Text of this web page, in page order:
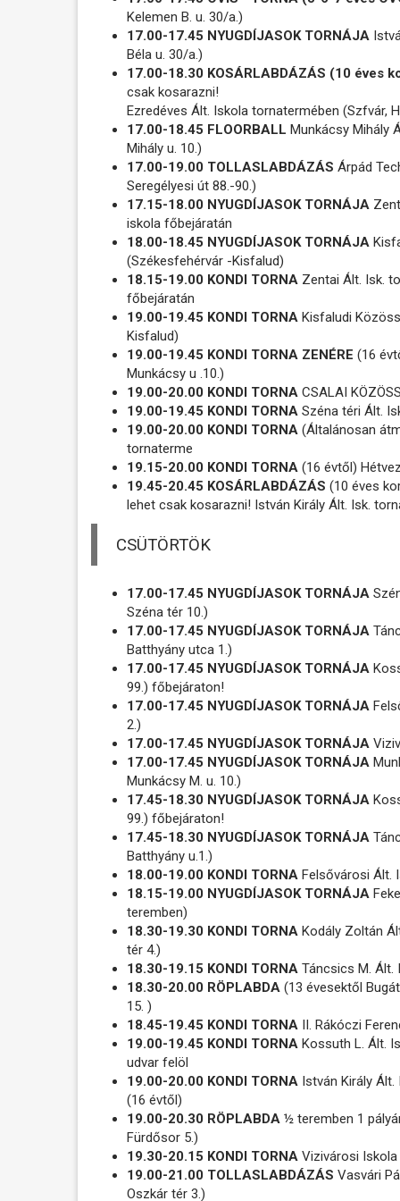
Kelemen B. u. 30/a.)
17.00-17.45 NYUGDÍJASOK TORNÁJA
Béla u. 30/a.)
17.00-18.30 KOSÁRLABDÁZÁS (10 éves
csak kosarazni!
Ezredéves Ált. Iskola tornatermében (Szfvár,
17.00-18.45 FLOORBALL Munkácsy Mihály
Mihály u. 10.)
17.00-19.00 TOLLASLABDÁZÁS Árpád
Seregélyesi út 88.-90.)
17.15-18.00 NYUGDÍJASOK TORNÁJA
iskola főbejáratán
18.00-18.45 NYUGDÍJASOK TORNÁJA
(Székesfehérvár -Kisfalud)
18.15-19.00 KONDI TORNA Zentai Ált. Isk.
főbejáratán
19.00-19.45 KONDI TORNA Kisfaludi
Kisfalud)
19.00-19.45 KONDI TORNA ZENÉRE (16
Munkácsy u .10.)
19.00-20.00 KONDI TORNA CSALAI
19.00-19.45 KONDI TORNA Széna téri Ált.
19.00-20.00 KONDI TORNA (Általánosan
tornaterme
19.15-20.00 KONDI TORNA (16 évtől)
19.45-20.45 KOSÁRLABDÁZÁS (10 éves
lehet csak kosarazni! István Király Ált. Isk.
CSÜTÖRTÖK
17.00-17.45 NYUGDÍJASOK TORNÁJA
Széna tér 10.)
17.00-17.45 NYUGDÍJASOK TORNÁJA
Batthyány utca 1.)
17.00-17.45 NYUGDÍJASOK TORNÁJA
99.) főbejáraton!
17.00-17.45 NYUGDÍJASOK TORNÁJA
2.)
17.00-17.45 NYUGDÍJASOK TORNÁJA
17.00-17.45 NYUGDÍJASOK TORNÁJA
Munkácsy M. u. 10.)
17.45-18.30 NYUGDÍJASOK TORNÁJA
99.) főbejáraton!
17.45-18.30 NYUGDÍJASOK TORNÁJA
Batthyány u.1.)
18.00-19.00 KONDI TORNA Felsővárosi Ált.
18.15-19.00 NYUGDÍJASOK TORNÁJA
teremben)
18.30-19.30 KONDI TORNA Kodály Zoltán
tér 4.)
18.30-19.15 KONDI TORNA Táncsics M. Ált.
18.30-20.00 RÖPLABDA (13 évesektől
15. )
18.45-19.45 KONDI TORNA II. Rákóczi
19.00-19.45 KONDI TORNA Kossuth L. Ált.
udvar felöl
19.00-20.00 KONDI TORNA István Király
(16 évtől)
19.00-20.30 RÖPLABDA ½ teremben 1
Fürdősor 5.)
19.30-20.15 KONDI TORNA Vizivárosi
19.00-21.00 TOLLASLABDÁZÁS Vasvári
Oszkár tér 3.)